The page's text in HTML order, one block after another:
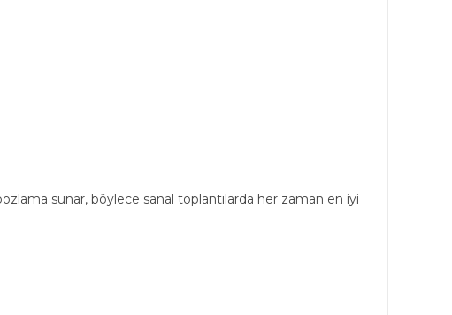
sunar, böylece sanal toplantılarda her zaman en iyi